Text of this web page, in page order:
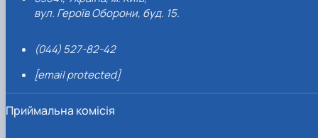
вул. Героїв Оборони, буд. 15.
(044) 527-82-42
[email protected]
Приймальна комісія